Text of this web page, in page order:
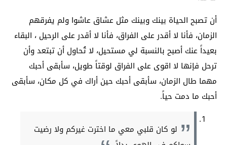
أن تصبح الحياة بينك وبينك مثل عشاق عاشوا ولم يفرقهم
الزمان، فأنا لا أقدر على الفراق، فأنا لا أقدر على الرحيل ، البقاء
بعيداً عنك أصبح بالنسبة لي مستحيل، لا تُحاول أن تبتعد وأن
ترحل فإنها لا اقوى على الفراق لوقتاً طويل، سأبقى أحبك
مهما طال الزمان، سأبقى أحبك حين أراك في كل مكان، سأبقى
أحبك ما دمت حياً.
لو كان قلبي معي ما اخترت غيركم ولا رضيت